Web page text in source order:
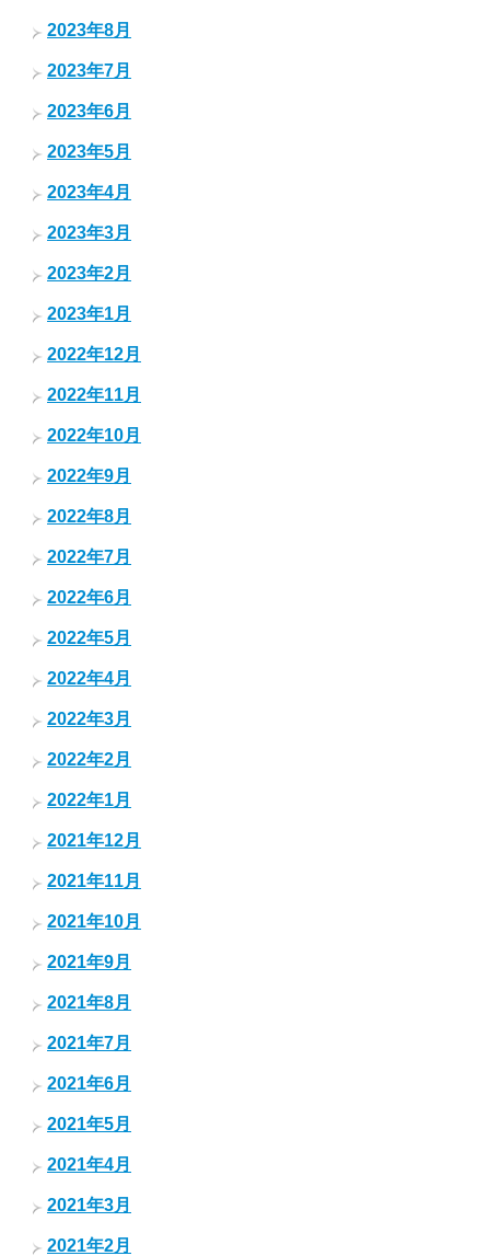
2023年8月
2023年7月
2023年6月
2023年5月
2023年4月
2023年3月
2023年2月
2023年1月
2022年12月
2022年11月
2022年10月
2022年9月
2022年8月
2022年7月
2022年6月
2022年5月
2022年4月
2022年3月
2022年2月
2022年1月
2021年12月
2021年11月
2021年10月
2021年9月
2021年8月
2021年7月
2021年6月
2021年5月
2021年4月
2021年3月
2021年2月